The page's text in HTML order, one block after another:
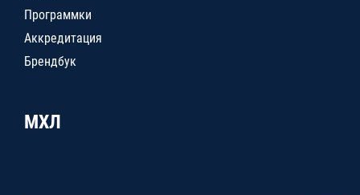
Программки
Аккредитация
Брендбук
МХЛ